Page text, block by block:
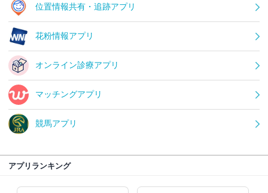
位置情報共有・追跡アプリ
花粉情報アプリ
オンライン診療アプリ
マッチングアプリ
競馬アプリ
アプリランキング